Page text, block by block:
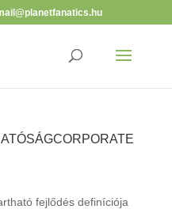
CORPORATE
fejlődés definíciója